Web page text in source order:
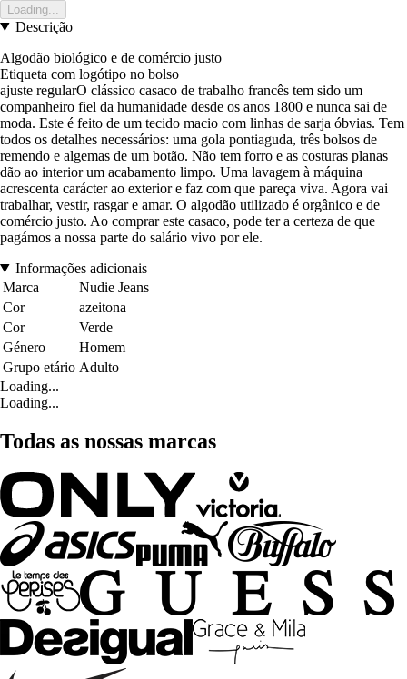
Loading...
Descrição
Algodão biológico e de comércio justo
Etiqueta com logótipo no bolso
ajuste regularO clássico casaco de trabalho francês tem sido um
companheiro fiel da humanidade desde os anos 1800 e nunca sai de
moda. Este é feito de um tecido macio com linhas de sarja óbvias. Tem
todos os detalhes necessários: uma gola pontiaguda, três bolsos de
remendo e algemas de um botão. Não tem forro e as costuras planas
dão ao interior um acabamento limpo. Uma lavagem à máquina
acrescenta carácter ao exterior e faz com que pareça viva. Agora vai
trabalhar, vestir, rasgar e amar. O algodão utilizado é orgânico e de
comércio justo. Ao comprar este casaco, pode ter a certeza de que
pagámos a nossa parte do salário vivo por ele.
Informações adicionais
Marca
Nudie Jeans
Cor
azeitona
Cor
Verde
Género
Homem
Grupo etário Adulto
Loading...
Loading...
Todas as nossas marcas